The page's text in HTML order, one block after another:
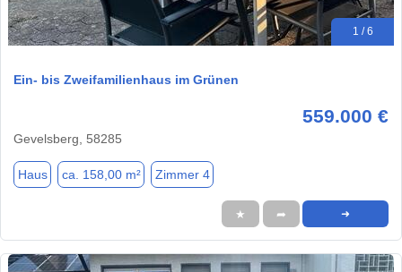
1 / 6
Ein- bis Zweifamilienhaus im Grünen
559.000 €
Gevelsberg, 58285
Haus ca. 158,00 m² Zimmer 4
★ ➦ ➜